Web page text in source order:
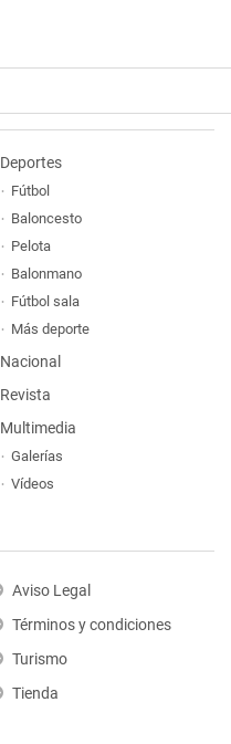
Deportes
Fútbol
Baloncesto
Pelota
Balonmano
Fútbol sala
Más deporte
Nacional
Revista
Multimedia
Galerías
Vídeos
Aviso Legal
Términos y condiciones
Turismo
Tienda